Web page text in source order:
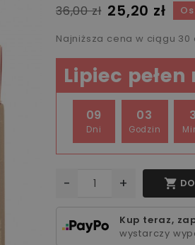
36,00 zł 25,20 zł
Najniższa cena w ciągu
Lipiec
09
Dni
03
Godzin
- + 
Kup teraz,
wystarczy